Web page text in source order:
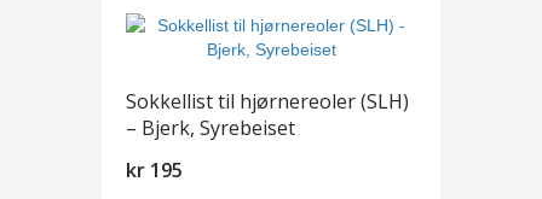
Sokkellist til hjørnereoler (SLH)
– Bjerk, Syrebeiset
kr 195